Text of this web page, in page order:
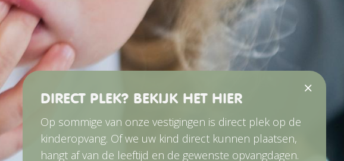
DIRECT PLEK? BEKIJK HET HIER
Op sommige van onze vestigingen is direct plek op de
kinderopvang. Of we uw kind direct kunnen plaatsen,
hangt af van de leeftijd en de gewenste opvangdagen.